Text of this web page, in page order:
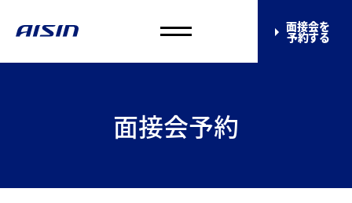
面接会を
予約する
面接会予約